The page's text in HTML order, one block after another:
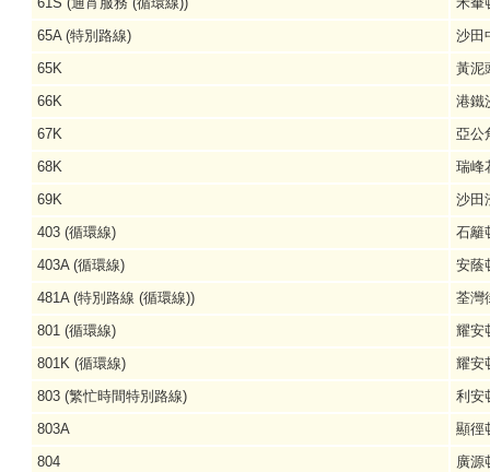
65A (特別路線)
沙田
65K
黃泥
66K
港鐵
67K
亞公
68K
瑞峰
69K
沙田
403 (循環線)
石籬
403A (循環線)
安蔭
481A (特別路線 (循環線))
荃灣
801 (循環線)
耀安
801K (循環線)
耀安
803 (繁忙時間特別路線)
利安
803A
顯徑
804
廣